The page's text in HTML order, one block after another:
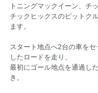
トニングマックイーン、チ
チックヒックスのピットク
ます。
スタート地点へ2台の車を
したロードを走り、
最初にゴール地点を通過し
き。